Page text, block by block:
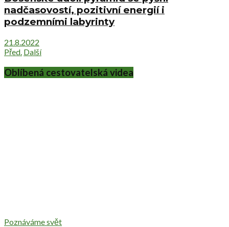
nadčasovostí, pozitivní energií i
podzemními labyrinty
21.8.2022
Před. Další
Oblíbená cestovatelská videa
Poznáváme svět